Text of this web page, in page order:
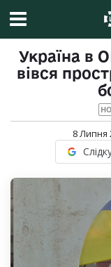
Україна в
вівся
8 Липня